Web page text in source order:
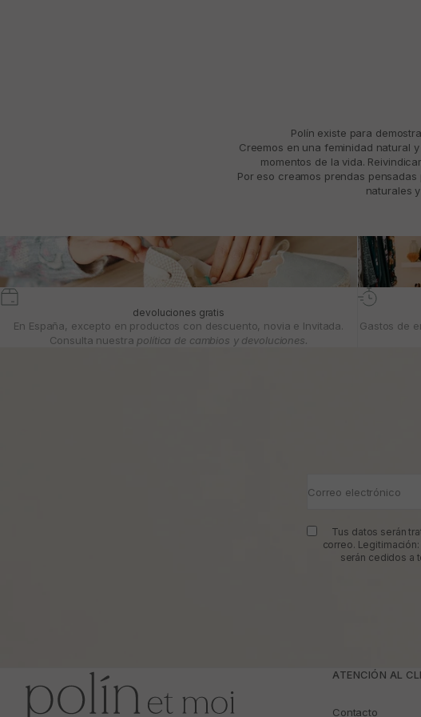
Polín existe para
Creemos en una feminidad natural
momentos de la vida.
Por eso creamos prendas
naturales
devoluciones gratis
En España, excepto en productos con descuento, novia e Invitada.
Consulta nuestra política de cambios y devoluciones.
Gastos de
Correo electrónico
Tus datos serán
correo.
serán cedidos a
ATENCIÓN AL
Contacto